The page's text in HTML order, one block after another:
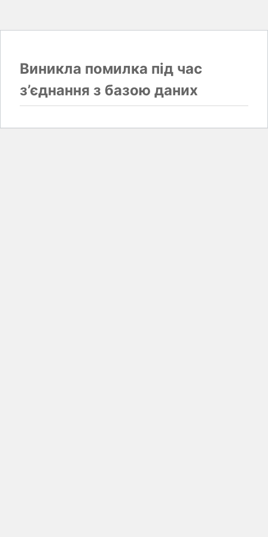
Виникла помилка під час
з’єднання з базою даних